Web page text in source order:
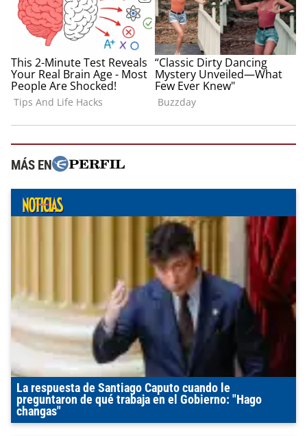
MÁS EN
La respuesta de Santiago Caputo cuando le
preguntaron de qué trabaja en el Gobierno: "Hago
changas"